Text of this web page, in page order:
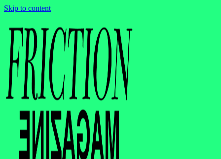
Skip to content